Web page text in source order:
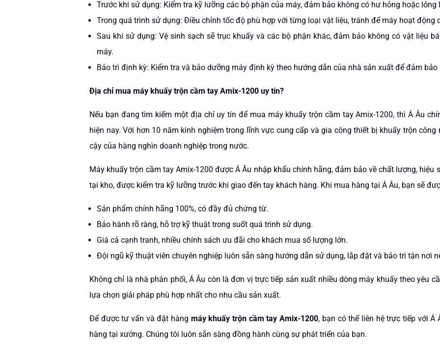
Trước khi sử dụng: Kiểm tra kỹ lưỡng các bộ phận của máy, đảm bảo không có hư hỏng hoặc lỏng
Trong quá trình sử dụng: Điều chỉnh tốc độ phù hợp với từng loại vật liệu, tránh để máy hoạt động
Sau khi sử dụng: Vệ sinh sạch sẽ trục khuấy và các bộ phận khác, đảm bảo không có vật liệu
máy.​
Bảo trì định kỳ: Kiểm tra và bảo dưỡng máy định kỳ theo hướng dẫn của nhà sản xuất để đảm
Địa chỉ mua máy khuấy trộn cầm tay Amix-1200 uy tín?
Nếu bạn đang tìm kiếm một địa chỉ uy tín để mua máy khuấy trộn cầm tay Amix-1200, thì Á Âu
hiện nay. Với hơn 10 năm kinh nghiệm trong lĩnh vực cung cấp và gia công thiết bị khuấy trộn
cậy của hàng nghìn doanh nghiệp trong nước.
Máy khuấy trộn cầm tay Amix-1200 được Á Âu nhập khẩu chính hãng, đảm bảo về chất lượng, hiệu
tại kho, được kiểm tra kỹ lưỡng trước khi giao đến tay khách hàng. Khi mua hàng tại Á Âu, bạn sẽ
Sản phẩm chính hãng 100%, có đầy đủ chứng từ.
Bảo hành rõ ràng, hỗ trợ kỹ thuật trong suốt quá trình sử dụng.
Giá cả cạnh tranh, nhiều chính sách ưu đãi cho khách mua số lượng lớn.
Đội ngũ kỹ thuật viên chuyên nghiệp luôn sẵn sàng hướng dẫn sử dụng, lắp đặt và bảo trì tận nơi
Không chỉ là nhà phân phối, Á Âu còn là đơn vị trực tiếp sản xuất nhiều dòng máy khuấy theo yêu
lựa chọn giải pháp phù hợp nhất cho nhu cầu sản xuất.
Để được tư vấn và đặt hàng máy khuấy trộn cầm tay Amix-1200, bạn có thể liên hệ trực tiếp với Á
hàng tại xưởng. Chúng tôi luôn sẵn sàng đồng hành cùng sự phát triển của bạn.